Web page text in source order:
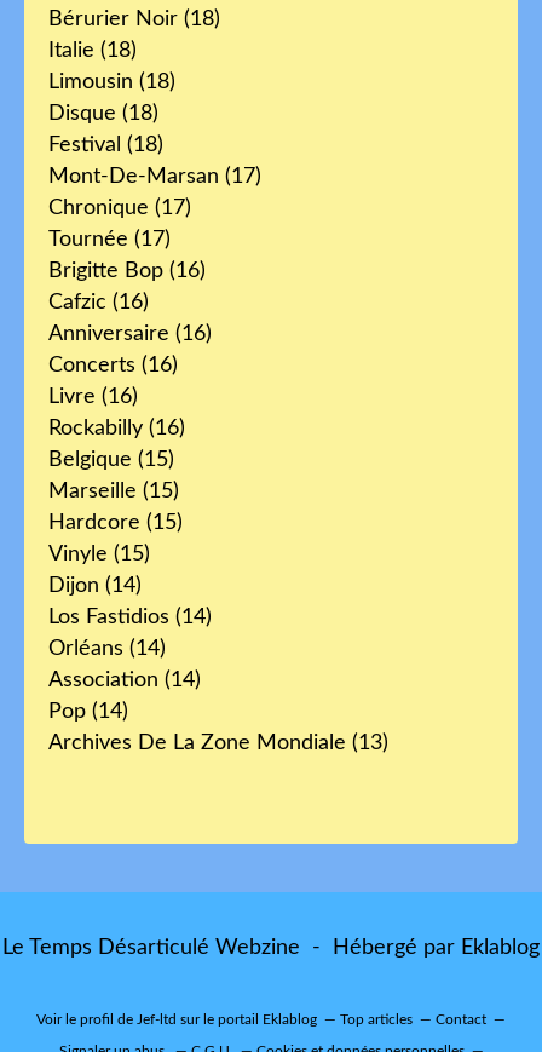
Bérurier Noir (18)
Italie (18)
Limousin (18)
Disque (18)
Festival (18)
Mont-De-Marsan (17)
Chronique (17)
Tournée (17)
Brigitte Bop (16)
Cafzic (16)
Anniversaire (16)
Concerts (16)
Livre (16)
Rockabilly (16)
Belgique (15)
Marseille (15)
Hardcore (15)
Vinyle (15)
Dijon (14)
Los Fastidios (14)
Orléans (14)
Association (14)
Pop (14)
Archives De La Zone Mondiale (13)
Le Temps Désarticulé Webzine - Hébergé par Eklablog
Voir le profil de Jef-ltd sur le portail Eklablog Top articles Contact